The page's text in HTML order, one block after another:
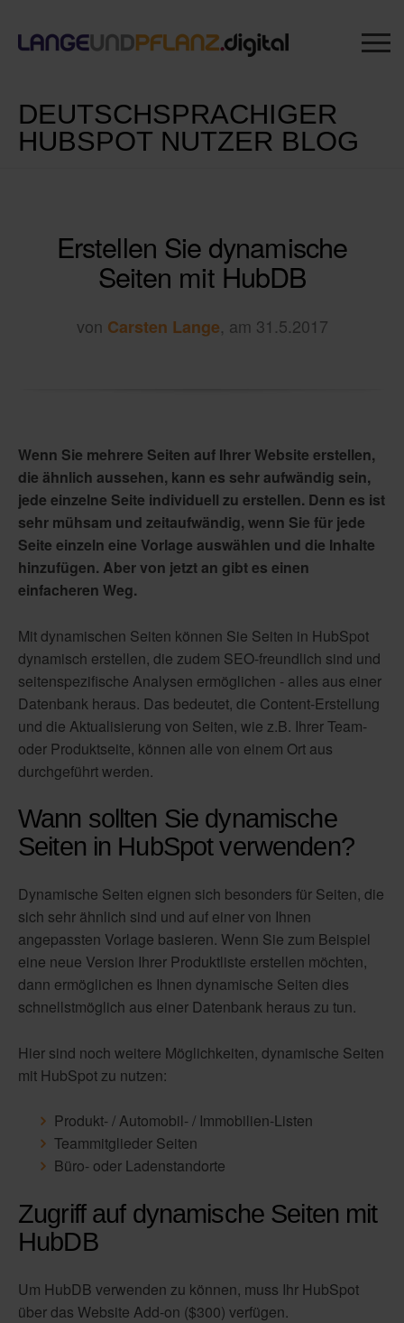
DEUTSCHSPRACHIGER
HUBSPOT NUTZER BLOG
Erstellen Sie dynamische
Seiten mit HubDB
von Carsten Lange, am 31.5.2017
Wenn Sie mehrere Seiten auf Ihrer Website erstellen,
die ähnlich aussehen, kann es sehr aufwändig sein,
jede einzelne Seite individuell zu erstellen. Denn es ist
sehr mühsam und zeitaufwändig, wenn Sie für jede
Seite einzeln eine Vorlage auswählen und die Inhalte
hinzufügen. Aber von jetzt an gibt es einen
einfacheren Weg.
Mit dynamischen Seiten können Sie Seiten in HubSpot
dynamisch erstellen, die zudem SEO-freundlich sind und
seitenspezifische Analysen ermöglichen - alles aus einer
Datenbank heraus. Das bedeutet, die Content-Erstellung
und die Aktualisierung von Seiten, wie z.B. Ihrer Team-
oder Produktseite, können alle von einem Ort aus
durchgeführt werden.
Wann sollten Sie dynamische
Seiten in HubSpot verwenden?
Dynamische Seiten eignen sich besonders für Seiten, die
sich sehr ähnlich sind und auf einer von Ihnen
angepassten Vorlage basieren. Wenn Sie zum Beispiel
eine neue Version Ihrer Produktliste erstellen möchten,
dann ermöglichen es Ihnen dynamische Seiten dies
schnellstmöglich aus einer Datenbank heraus zu tun.
Hier sind noch weitere Möglichkeiten, dynamische Seiten
mit HubSpot zu nutzen:
Produkt- / Automobil- / Immobilien-Listen
Teammitglieder Seiten
Büro- oder Ladenstandorte
Zugriff auf dynamische Seiten mit
HubDB
Um HubDB verwenden zu können, muss Ihr HubSpot
über das Website Add-on ($300) verfügen.